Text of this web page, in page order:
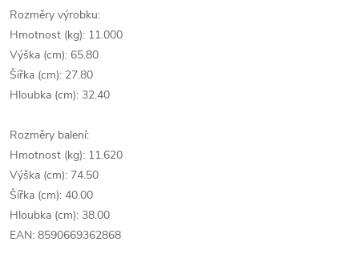
Rozměry výrobku:
Hmotnost (kg): 11.000
Výška (cm): 65.80
Šířka (cm): 27.80
Hloubka (cm): 32.40
Rozměry balení:
Hmotnost (kg): 11.620
Výška (cm): 74.50
Šířka (cm): 40.00
Hloubka (cm): 38.00
EAN: 8590669362868